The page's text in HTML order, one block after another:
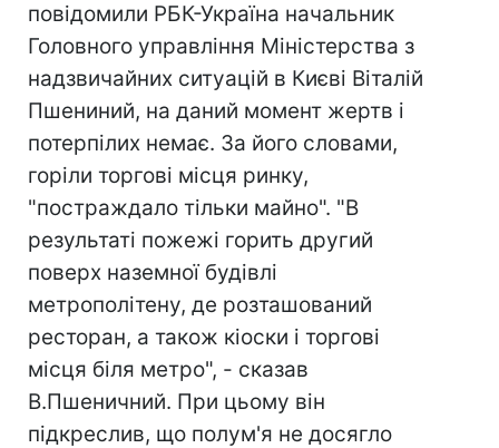
повідомили РБК-Україна начальник
Головного управління Міністерства з
надзвичайних ситуацій в Києві Віталій
Пшениний, на даний момент жертв і
потерпілих немає. За його словами,
горіли торгові місця ринку,
"постраждало тільки майно". "В
результаті пожежі горить другий
поверх наземної будівлі
метрополітену, де розташований
ресторан, а також кіоски і торгові
місця біля метро", - сказав
В.Пшеничний. При цьому він
підкреслив, що полум'я не досягло